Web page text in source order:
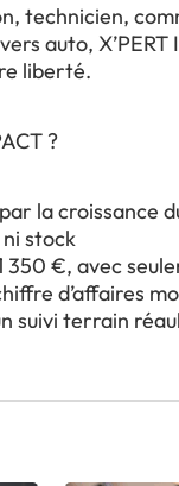
technicien,
auto,
liberté.
?
la croissance
stock
350 €, avec
d’affaires
suivi terrain